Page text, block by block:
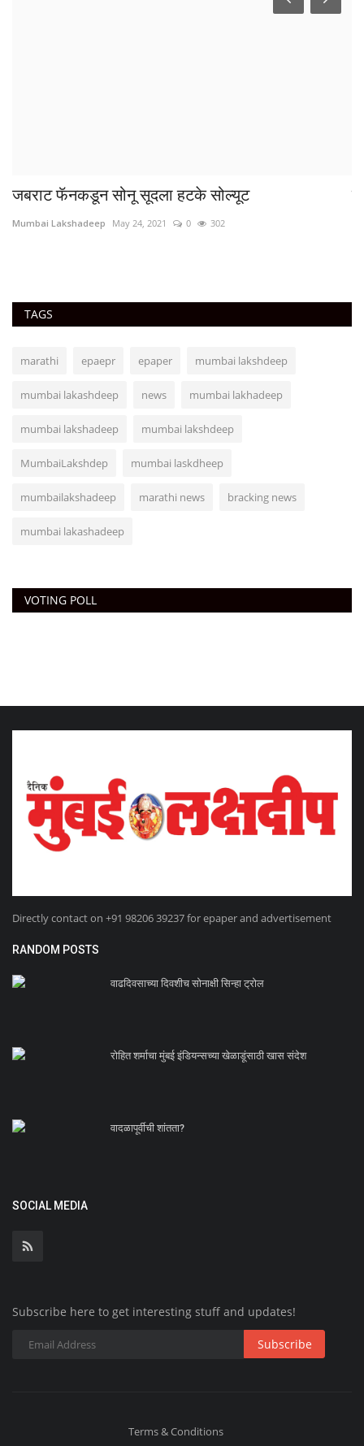
जबराट फॅनकडून सोनू सूदला हटके सोल्यूट
Mumbai Lakshadeep May 24, 2021 0 302
TAGS
marathi epaepr epaper mumbai lakshdeep
mumbai lakashdeep news mumbai lakhadeep
mumbai lakshadeep mumbai lakshdeep
MumbaiLakshdep mumbai laskdheep
mumbailakshadeep marathi news bracking news
mumbai lakashadeep
VOTING POLL
Directly contact on +91 98206 39237 for epaper and advertisement
RANDOM POSTS
वाढदिवसाच्या दिवशीच सोनाक्षी सिन्हा ट्रोल
रोहित शर्माचा मुंबई इंडियन्सच्या खेळाडूंसाठी खास संदेश
वादळापूर्वीची शांतता?
SOCIAL MEDIA
Subscribe here to get interesting stuff and updates!
Subscribe
Terms & Conditions